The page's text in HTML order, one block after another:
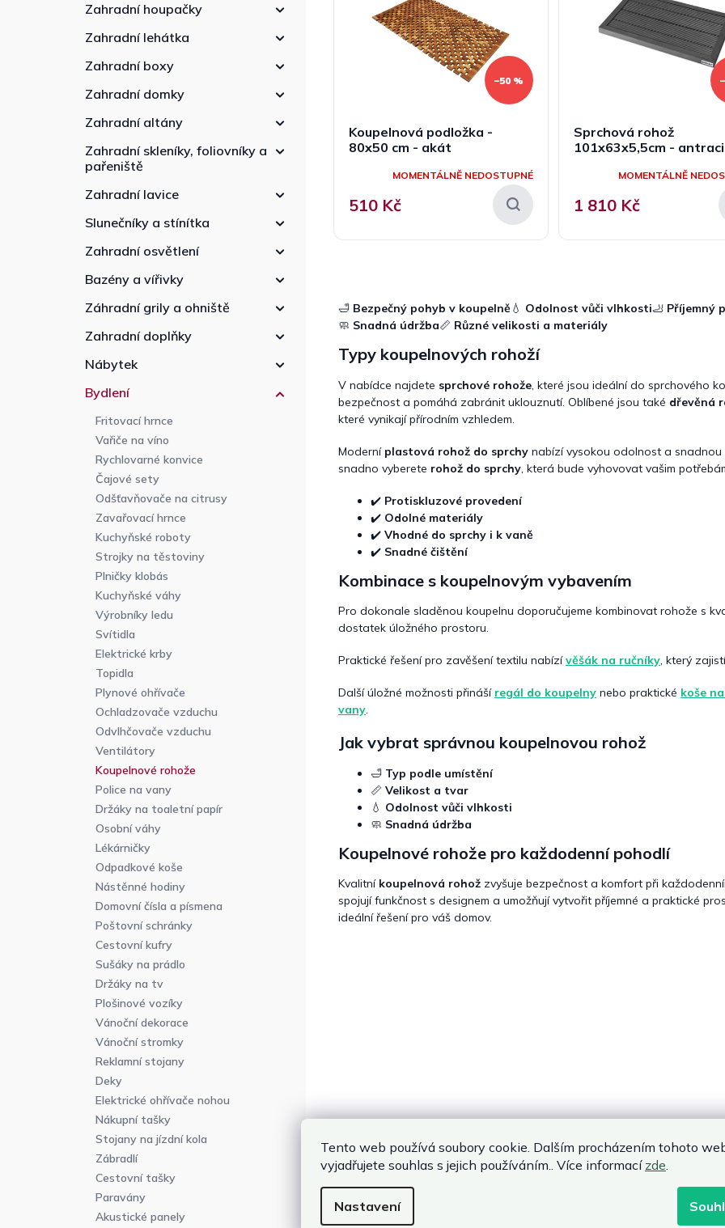
Tento web používá soubory cookie. Dalším procházením tohoto
vyjadřujete souhlas s jejich používáním.. Více informací zde
Nastavení
Zahradní houpačky
Zahradní lehátka
Zahradní boxy
Zahradní domky
Zahradní altány
Zahradní skleníky, foliovníky a
pařeniště
Zahradní lavice
Slunečníky a stínítka
Zahradní osvětlení
Bazény a vířivky
Záhradní grily a ohniště
Zahradní doplňky
Nábytek
Bydlení
Fritovací hrnce
Vařiče na víno
Rychlovarné konvice
Čajové sety
Odšťavňovače na citrusy
Zavařovací hrnce
Kuchyňské roboty
Strojky na těstoviny
Plničky klobás
Kuchyňské váhy
Výrobníky ledu
Svítidla
Elektrické krby
Topidla
Plynové ohřívače
Ochladzovače vzduchu
Odvlhčovače vzduchu
Ventilátory
Koupelnové rohože
Police na vany
Držáky na toaletní papír
Osobní váhy
Lékárničky
Odpadkové koše
Nástěnné hodiny
Domovní čísla a písmena
Poštovní schránky
Cestovní kufry
Sušáky na prádlo
Držáky na tv
Plošinové vozíky
Vánoční dekorace
Vánoční stromky
Reklamní stojany
Deky
Elektrické ohřívače nohou
Nákupní tašky
Stojany na jízdní kola
Zábradlí
Cestovní tašky
Paravány
Akustické panely
–50 %
Koupelnová podložka -
80x50 cm - akát
MOMENTÁLNĚ NEDOSTUPNÉ
510 Kč
Sprchová rohož
101x63x5,5cm -
MOMENTÁLNĚ
1 810 Kč
l
á
í
p
r
y
v
🛁 Bezpečný pohyb v koupelně💧 Odolnost vůči vlhkosti🦶 Příjemný
🧼 Snadná údržba📏 Různé velikosti a materiály
Typy koupelnových rohoží
V nabídce najdete sprchové rohože, které jsou ideální do sprchového
bezpečnost a pomáhá zabránit uklouznutí. Oblíbené jsou také dřevěná
které vynikají přírodním vzhledem.
Moderní plastová rohož do sprchy nabízí vysokou odolnost a snadnou
snadno vyberete rohož do sprchy, která bude vyhovovat vašim
✔️ Protiskluzové provedení
✔️ Odolné materiály
✔️ Vhodné do sprchy i k vaně
✔️ Snadné čištění
Kombinace s koupelnovým vybavením
Pro dokonale sladěnou koupelnu doporučujeme kombinovat rohože s
dostatek úložného prostoru.
Praktické řešení pro zavěšení textilu nabízívěšák na ručníky, který
Další úložné možnosti přináší regál do koupelny nebo praktické koše
vany.
Jak vybrat správnou koupelnovou rohož
🛁 Typ podle umístění
📏 Velikost a tvar
💧 Odolnost vůči vlhkosti
🧼 Snadná údržba
Koupelnové rohože pro každodenní pohodlí
Kvalitní koupelnová rohož zvyšuje bezpečnost a komfort při
spojují funkčnost s designem a umožňují vytvořit příjemné a praktické
ideální řešení pro váš domov.